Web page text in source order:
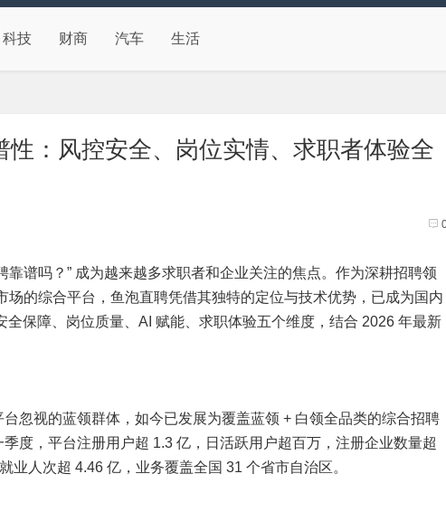
科技 财商 汽车 生活
性：风控安全、岗位实情、求职者体验全
靠谱吗？” 成为越来越多求职者和企业关注的焦点。作为深耕招聘领
的综合平台，鱼泡直聘凭借其独特的定位与技术优势，已成为国内
保障、岗位质量、AI 赋能、求职体验五个维度，结合 2026 年最新
忽视的蓝领群体，如今已发展为覆盖蓝领 + 白领全品类的综合招聘
度，平台注册用户超 1.3 亿，日活跃用户超百万，注册企业数量超
业人次超 4.46 亿，业务覆盖全国 31 个省市自治区。